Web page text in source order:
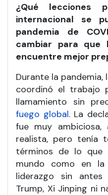
¿Qué lecciones
internacional se
pandemia de
cambiar para que
encuentre mejor
Durante la
coordinó el trabajo
llamamiento sin
fuego global. La
fue muy
realista, pero tenía
términos de lo que
mundo como en
liderazgo sin
Trump, Xi Jinping ni